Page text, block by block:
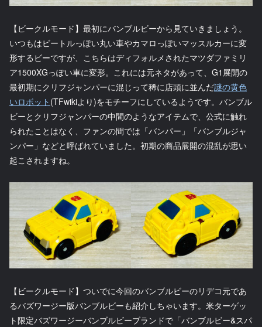
【ビークルモード】最初にバンブルビーから見ていきましょう。
いつもはビートルっぽい丸い車やカマロっぽいマッスルカーに変
形するビーですが、こちらはディフォルメされたマツダファミリ
ア1500XGっぽい車に変形。これには元ネタがあって、G1展開の
最初期にクリフジャンパーに混じって稀に店頭に並んだ謎の黄色
いロボット (TFwikiより)をモチーフにしているようです。バンブル
ビーとクリフジャンパーの中間のようなアイテムで、公式に触れ
られたことはなく、ファンの間では「バンパー」「バンブルジャ
ンパー」などと呼ばれていました。初期の商品展開の混乱が思い
起こされますね。
【ビークルモード】ついでに今回のバンブルビーのリデコ元であ
るバズワージー版バンブルビーも紹介しちゃいます。米ターゲッ
ト限定バズワージーバンブルビーブランドで「バンブルビー&スパ